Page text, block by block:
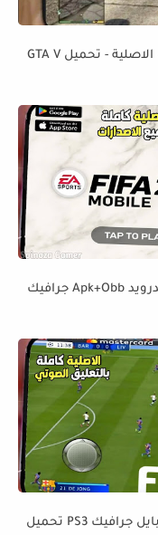
تحميل جراند GTA 5 للموبايل بدون انترنت الاصلية - تحميل GTA V
تحميل FIFA 23 Mobile الاصلية كاملة للاندرويد Apk+Obb جرافيك
تحميل FIFA 16 الاصلية بدون انترنت للموبايل جرافيك PS3 تحميل